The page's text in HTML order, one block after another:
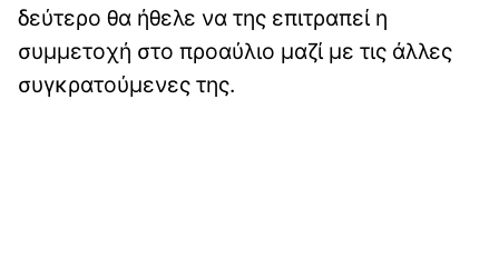
δεύτερο θα ήθελε να της επιτραπεί η
συμμετοχή στο προαύλιο μαζί με τις άλλες
συγκρατούμενες της.